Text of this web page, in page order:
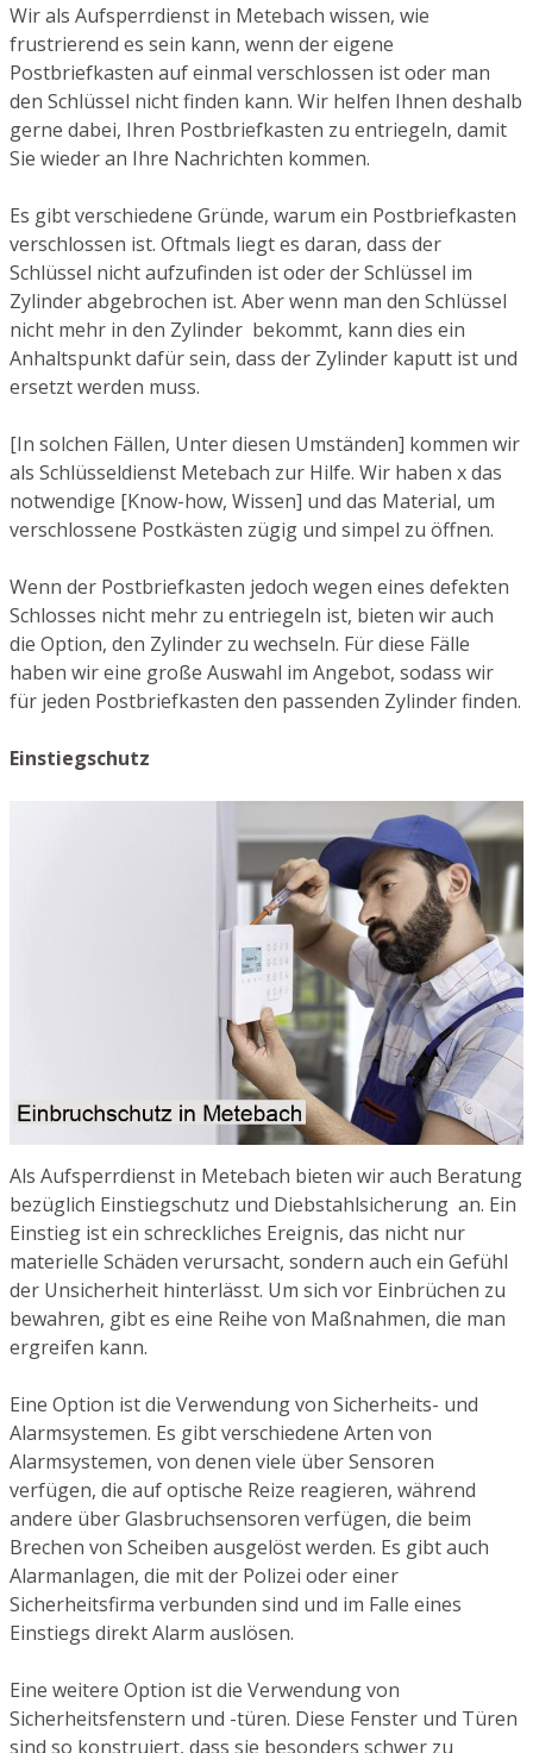
Wir als Aufsperrdienst in Metebach wissen, wie
frustrierend es sein kann, wenn der eigene
Postbriefkasten auf einmal verschlossen ist oder man
den Schlüssel nicht finden kann. Wir helfen Ihnen deshalb
gerne dabei, Ihren Postbriefkasten zu entriegeln, damit
Sie wieder an Ihre Nachrichten kommen.
Es gibt verschiedene Gründe, warum ein Postbriefkasten
verschlossen ist. Oftmals liegt es daran, dass der
Schlüssel nicht aufzufinden ist oder der Schlüssel im
Zylinder abgebrochen ist. Aber wenn man den Schlüssel
nicht mehr in den Zylinder bekommt, kann dies ein
Anhaltspunkt dafür sein, dass der Zylinder kaputt ist und
ersetzt werden muss.
[In solchen Fällen, Unter diesen Umständen] kommen wir
als Schlüsseldienst Metebach zur Hilfe. Wir haben x das
notwendige [Know-how, Wissen] und das Material, um
verschlossene Postkästen zügig und simpel zu öffnen.
Wenn der Postbriefkasten jedoch wegen eines defekten
Schlosses nicht mehr zu entriegeln ist, bieten wir auch
die Option, den Zylinder zu wechseln. Für diese Fälle
haben wir eine große Auswahl im Angebot, sodass wir
für jeden Postbriefkasten den passenden Zylinder finden.
Einstiegschutz
Als Aufsperrdienst in Metebach bieten wir auch Beratung
bezüglich Einstiegschutz und Diebstahlsicherung an. Ein
Einstieg ist ein schreckliches Ereignis, das nicht nur
materielle Schäden verursacht, sondern auch ein Gefühl
der Unsicherheit hinterlässt. Um sich vor Einbrüchen zu
bewahren, gibt es eine Reihe von Maßnahmen, die man
ergreifen kann.
Eine Option ist die Verwendung von Sicherheits- und
Alarmsystemen. Es gibt verschiedene Arten von
Alarmsystemen, von denen viele über Sensoren
verfügen, die auf optische Reize reagieren, während
andere über Glasbruchsensoren verfügen, die beim
Brechen von Scheiben ausgelöst werden. Es gibt auch
Alarmanlagen, die mit der Polizei oder einer
Sicherheitsfirma verbunden sind und im Falle eines
Einstiegs direkt Alarm auslösen.
Eine weitere Option ist die Verwendung von
Sicherheitsfenstern und -türen. Diese Fenster und Türen
sind so konstruiert, dass sie besonders schwer zu